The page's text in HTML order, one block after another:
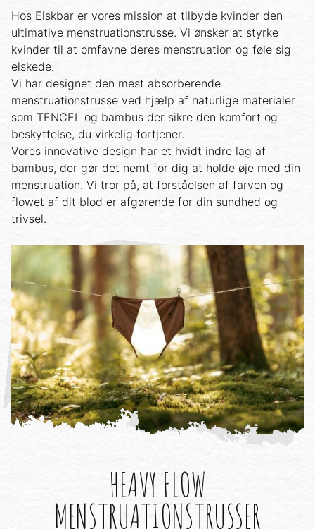
Hos Elskbar er vores mission at tilbyde kvinder den
ultimative menstruationstrusse. Vi ønsker at styrke
kvinder til at omfavne deres menstruation og føle sig
elskede.
Vi har designet den mest absorberende
menstruationstrusse ved hjælp af naturlige materialer
som TENCEL og bambus der sikre den komfort og
beskyttelse, du virkelig fortjener.
Vores innovative design har et hvidt indre lag af
bambus, der gør det nemt for dig at holde øje med din
menstruation. Vi tror på, at forståelsen af farven og
flowet af dit blod er afgørende for din sundhed og
trivsel.
HEAVY FLOW
MENSTRUATIONSTRUSSER